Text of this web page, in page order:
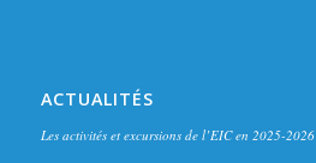
ACTUALITÉS
Les activités et excursions de l’EIC en 2025-2026